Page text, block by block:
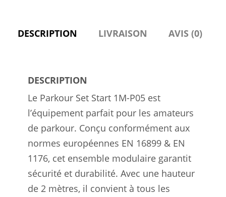
&
DESCRIPTION LIVRAISON AVIS (0)
DESCRIPTION
Le Parkour Set Start 1M-P05 est
l’équipement parfait pour les amateurs
de parkour. Conçu conformément aux
normes européennes EN 16899 & EN
1176, cet ensemble modulaire garantit
sécurité et durabilité. Avec une hauteur
de 2 mètres, il convient à tous les